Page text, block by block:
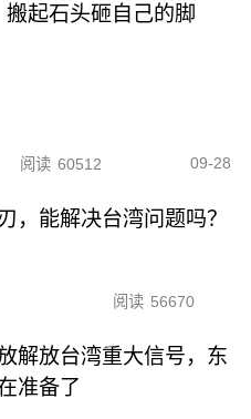
起石头砸自己的脚
阅读 60512 09-28
，能解决台湾问题吗？
阅读 56670
解放台湾重大信号，东
准备了